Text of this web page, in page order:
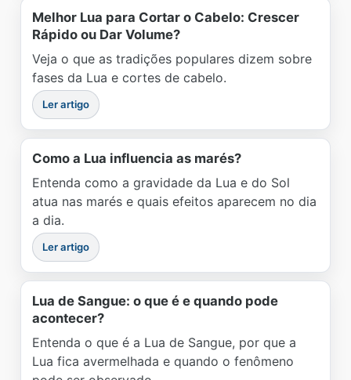
Melhor Lua para Cortar o Cabelo: Crescer
Rápido ou Dar Volume?
Veja o que as tradições populares dizem sobre
fases da Lua e cortes de cabelo.
Ler artigo
Como a Lua influencia as marés?
Entenda como a gravidade da Lua e do Sol
atua nas marés e quais efeitos aparecem no dia
a dia.
Ler artigo
Lua de Sangue: o que é e quando pode
acontecer?
Entenda o que é a Lua de Sangue, por que a
Lua fica avermelhada e quando o fenômeno